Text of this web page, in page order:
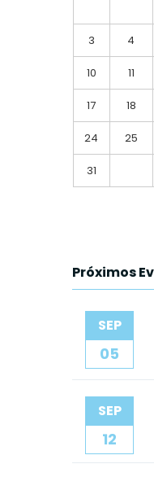
3 4
10 11
17 18
24 25
31
Próximos
SEP
05
SEP
12